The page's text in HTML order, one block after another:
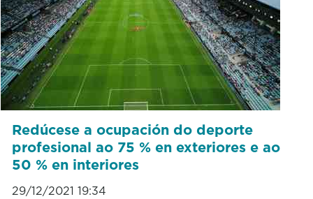
Redúcese a ocupación do deporte
profesional ao 75 % en exteriores e ao
50 % en interiores
29/12/2021 19:34